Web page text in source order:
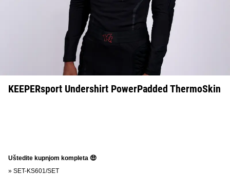
KEEPERsport Undershirt PowerPadded ThermoSkin
Uštedite kupnjom kompleta 🤑
» SET-KS601/SET